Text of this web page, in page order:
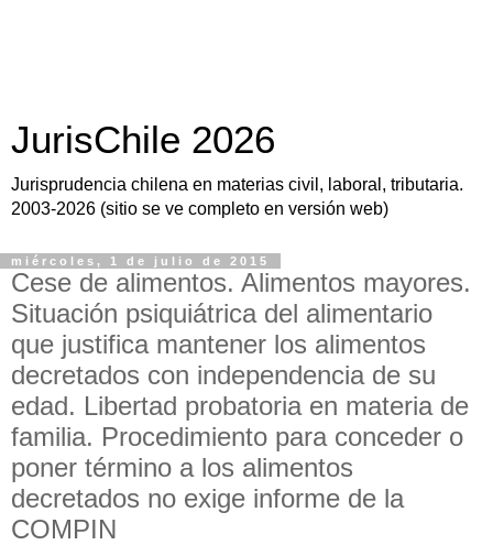
JurisChile 2026
Jurisprudencia chilena en materias civil, laboral, tributaria.
2003-2026 (sitio se ve completo en versión web)
miércoles, 1 de julio de 2015
Cese de alimentos. Alimentos mayores.
Situación psiquiátrica del alimentario
que justifica mantener los alimentos
decretados con independencia de su
edad. Libertad probatoria en materia de
familia. Procedimiento para conceder o
poner término a los alimentos
decretados no exige informe de la
COMPIN